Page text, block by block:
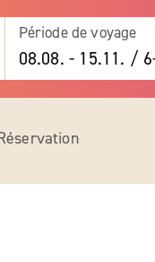
Période de voyage
08.08. - 15.11. /